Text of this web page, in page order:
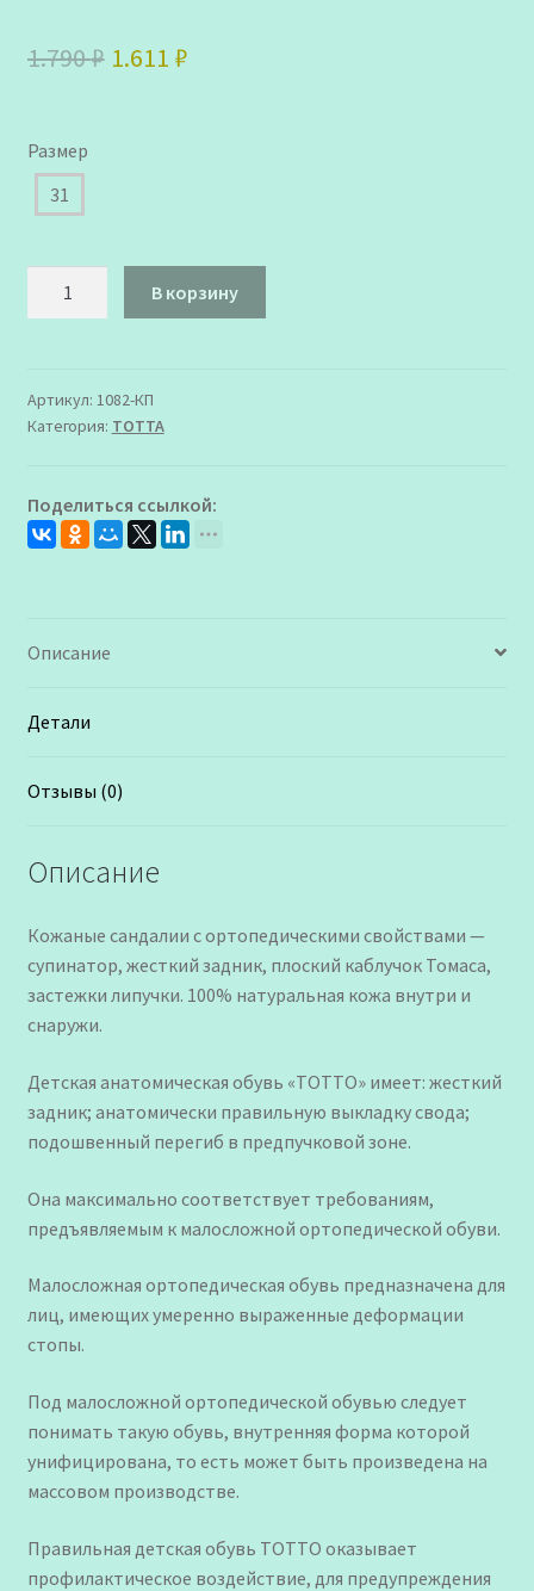
1.790₽ Первоначальная
1.611 ₽Текущая
Размер
31
-
217,99,537,056
Тотто
для
В корзину
Артикул: 1082-КП
Категория: ТОТТА
Поделиться ссылкой:
Описание
Детали
Отзывы (0)
Описание
Кожаные сандалии с ортопедическими свойствами —
супинатор, жесткий задник, плоский каблучок Томаса,
застежки липучки. 100% натуральная кожа внутри и
снаружи.
Детская анатомическая обувь «ТОТТО» имеет: жесткий
задник; анатомически правильную выкладку свода;
подошвенный перегиб в предпучковой зоне.
Она максимально соответствует требованиям,
предъявляемым к малосложной ортопедической обуви.
Малосложная ортопедическая обувь предназначена для
лиц, имеющих умеренно выраженные деформации
стопы.
Под малосложной ортопедической обувью следует
понимать такую обувь, внутренняя форма которой
унифицирована, то есть может быть произведена на
массовом производстве.
Правильная детская обувь ТОТТО оказывает
профилактическое воздействие, для предупреждения